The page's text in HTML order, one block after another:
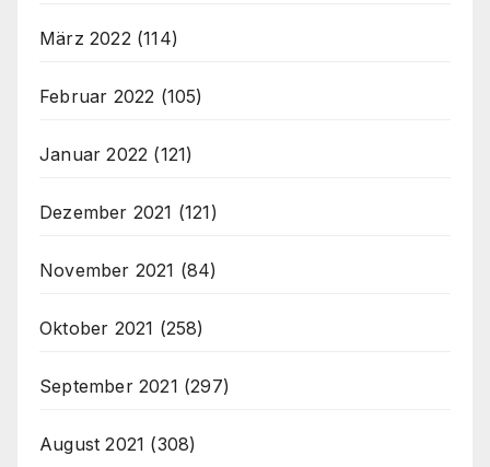
März 2022 (114)
Februar 2022 (105)
Januar 2022 (121)
Dezember 2021 (121)
November 2021 (84)
Oktober 2021 (258)
September 2021 (297)
August 2021 (308)